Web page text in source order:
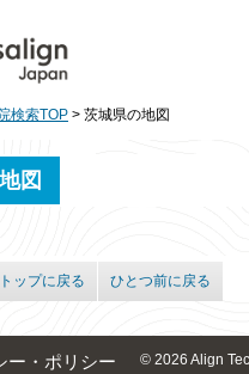
検索TOP > 茨城県の地図
図
ップに戻る ひとつ前に戻る
ー・ポリシー © 2026 Align